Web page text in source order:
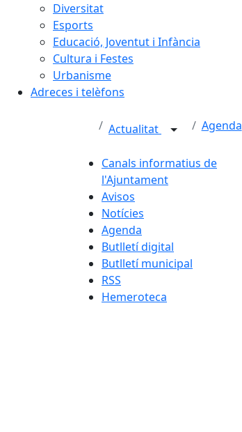
Diversitat
Esports
Educació, Joventut i Infància
Cultura i Festes
Urbanisme
Adreces i telèfons
Actualitat Agenda
Canals informatius de
l'Ajuntament
Avisos
Notícies
Agenda
Butlletí digital
Butlletí municipal
RSS
Hemeroteca